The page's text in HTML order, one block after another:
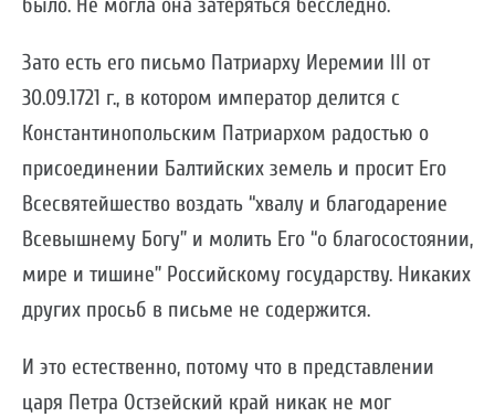
было. Не могла она затеряться бесследно.
Зато есть его письмо Патриарху Иеремии III от
30.09.1721 г., в котором император делится с
Константинопольским Патриархом радостью о
присоединении Балтийских земель и просит Его
Всесвятейшество воздать “хвалу и благодарение
Всевышнему Богу” и молить Его “о благосостоянии,
мире и тишине” Российскому государству. Никаких
других просьб в письме не содержится.
И это естественно, потому что в представлении
царя Петра Остзейский край никак не мог